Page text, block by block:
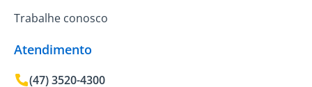
Trabalhe conosco
Atendimento
(47) 3520-4300